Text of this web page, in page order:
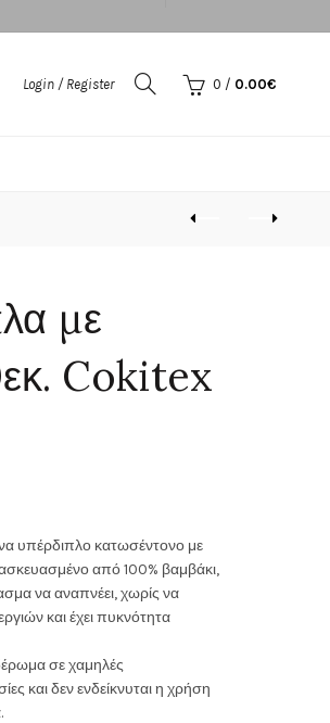
Login / Register 0 / 0.00€
με
Cokitex
υπέρδιπλο κατωσέντονο με
από 100% βαμβάκι,
να αναπνέει, χωρίς να
και έχει πυκνότητα
σε χαμηλές
και δεν ενδείκνυται η χρήση